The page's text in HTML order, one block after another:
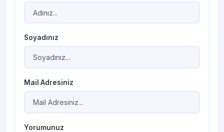
Soyadınız
Mail Adresiniz
Yorumunuz